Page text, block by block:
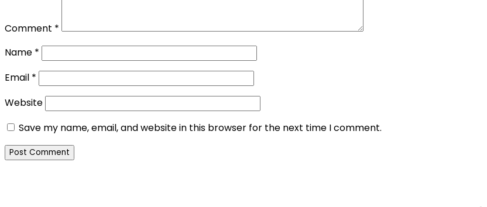
Comment *
Name *
Email *
Website
Save my name, email, and website in this browser for the next time I comment.